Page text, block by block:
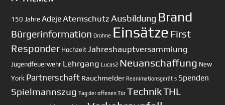
150 Jahre AdejeAtemschutz Ausbildung Brand
Bürgerinformation Drohne Einsätze First
Responder Hochzeit Jahreshauptversammlung
Jugendfeuerwehr Lehrgang Lucas2 Neuanschaffung New
York Partnerschaft Rauchmelder Reanimationsgerät s Spenden
Spielmannszug Tag der offenen Tür TechnikTHL